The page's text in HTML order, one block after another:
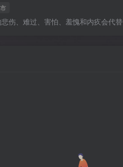
伤、难过、害怕、羞愧和内疚会代